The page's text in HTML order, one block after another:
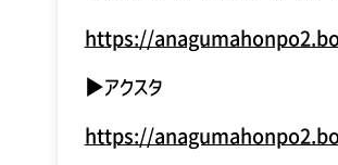
https://
▶アクスタ
https://